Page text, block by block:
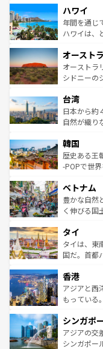
ば市内交通費
着のスイス
のような巨
ンメントが
西部には大
部のニュー
文化が魅力
しみながら
ならではの贅沢な
情報はコン
ハワイ
年間を通じ
ハワイは、
ワイ島は見
島だが、静
おすすめ。
れるおもて
人々、おい
ク、伝統的
ワイを、存分に味わ
はコンテン
オースト
オーストラ
シドニーの
リアリーフ
ク）、タス
ど、見どこ
いる。アク
ビング、ハ
い。オース
参照してほ
台湾
日本から約
自然が織り
ン）、静ひ
と山間の静
驚きをもた
容にもいい
照してほし
韓国
歴史ある王
-POPで世
き、地方に
できる。そ
まで、さま
リティに包
覧を参照し
ベトナム
豊かな自然
く伸びる国
急速な発展
ーチミン市
醸し出して
とつ。フォ
ひ現地で味
が旅行者を
参照してほ
タイ
タイは、東
国だ。首都
の活気が交
帯で自然と
いビーチで
激する。気
が待ってい
た文化、そ
香港
アジアと西
もっている
み、どこを
ており、効
うな絶景か
シンガポ
アジアの交
シンガポー